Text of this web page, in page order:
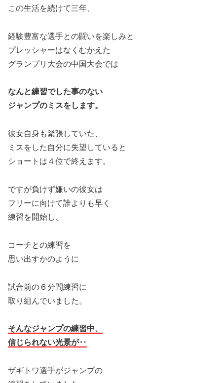
この生活を続けて三年、
経験豊富な選手との闘いを楽しみと
プレッシャーはなくむかえた
グランプリ大会の中国大会では
なんと練習でした事のない
ジャンプのミスをします。
彼女自身も緊張していた、
ミスをした自分に失望していると
ショートは４位で終えます。
ですが負けず嫌いの彼女は
フリーに向けて誰よりも早く
練習を開始し、
コーチとの練習を
思い出すかのように
試合前の６分間練習に
取り組んでいました。
そんなジャンプの練習中、
信じられない光景が‥
ザギトワ選手がジャンプの